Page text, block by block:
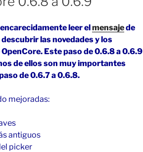
leer elmensajede
las novedades y los
Este paso de 0.6.8 a 0.6.9
de ellos son muy importantes
de 0.6.7 a 0.6.8.
mejoradas:
antiguos
picker